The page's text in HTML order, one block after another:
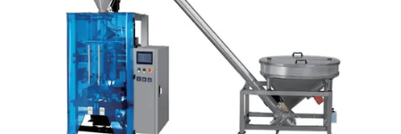
NIEUWS
GEVALLEN